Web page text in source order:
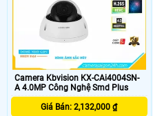
Camera Kbvision KX-CAi4004SN-
A 4.0MP Công Nghệ Smd Plus
Giá Bán: 2,132,000 ₫